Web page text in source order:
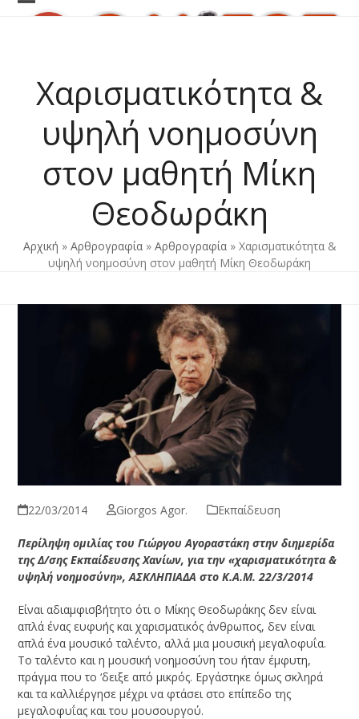
Skip
Open
Close
Χαρισματικότητα &
υψηλή νοημοσύνη
στον μαθητή Μίκη
Θεοδωράκη
Αρχική » Αρθρογραφία» Αρθρογραφία» Χαρισματικότητα &
υψηλή νοημοσύνη στον μαθητή Μίκη Θεοδωράκη
22/03/2014 Giorgos Agor. Εκπαίδευση
Περίληψη ομιλίας του Γιώργου Αγοραστάκη στην διημερίδα
της Δ/σης Εκπαίδευσης Χανίων, για την «χαρισματικότητα &
υψηλή νοημοσύνη», ΑΣΚΛΗΠΙΑΔΑ στο Κ.Α.Μ. 22/3/2014
Είναι αδιαμφισβήτητο ότι ο Μίκης Θεοδωράκης δεν είναι
απλά ένας ευφυής και χαρισματικός άνθρωπος, δεν είναι
απλά ένα μουσικό ταλέντο, αλλά μια μουσική μεγαλοφυΐα.
Το ταλέντο και η μουσική νοημοσύνη του ήταν έμφυτη,
πράγμα που το ‘δειξε από μικρός. Εργάστηκε όμως σκληρά
και τα καλλιέργησε μέχρι να φτάσει στο επίπεδο της
μεγαλοφυΐας και του μουσουργού.